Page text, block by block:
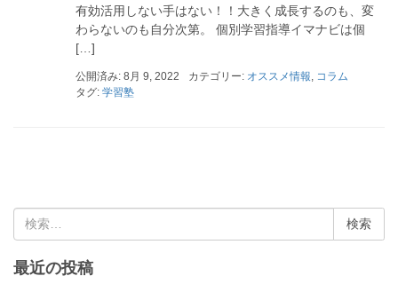
有効活用しない手はない！！大きく成長するのも、変
わらないのも自分次第。 個別学習指導イマナビは個
[…]
公開済み: 8月 9, 2022 カテゴリー: オススメ情報
コラム
タグ: 学習塾
検
最近の投稿